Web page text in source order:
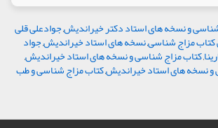
و نسخه های استاد دکتر خیراندیش,جوادعلی قلی
کتاب مزاج شناسی,نسخه های استاد خیراندیش,جواد
,کتاب مزاج شناسی و نسخه های استاد خیراندیش,
نسخه های استاد خیراندیش,کتاب مزاج شناسی و طب